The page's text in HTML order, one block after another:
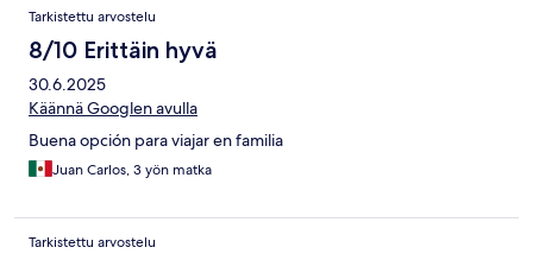
Tarkistettu arvostelu
8/10 Erittäin hyvä
30.6.2025
Käännä Googlen avulla
Buena opción para viajar en familia
Juan Carlos, 3 yön matka
Tarkistettu arvostelu